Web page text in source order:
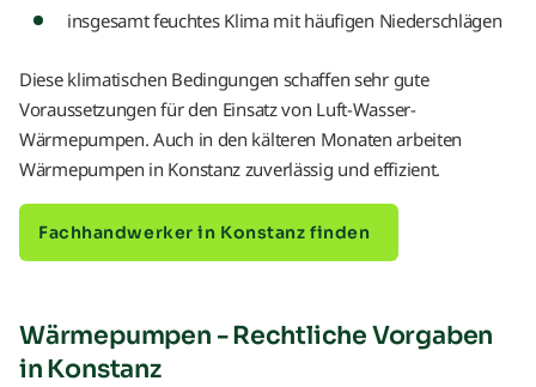
insgesamt feuchtes Klima mit häufigen Niederschlägen
Diese klimatischen Bedingungen schaffen sehr gute
Voraussetzungen für den Einsatz von Luft-Wasser-
Wärmepumpen. Auch in den kälteren Monaten arbeiten
Wärmepumpen in Konstanz zuverlässig und effizient.
Fachhandwerker in Konstanz finden
Wärmepumpen - Rechtliche Vorgaben
in Konstanz